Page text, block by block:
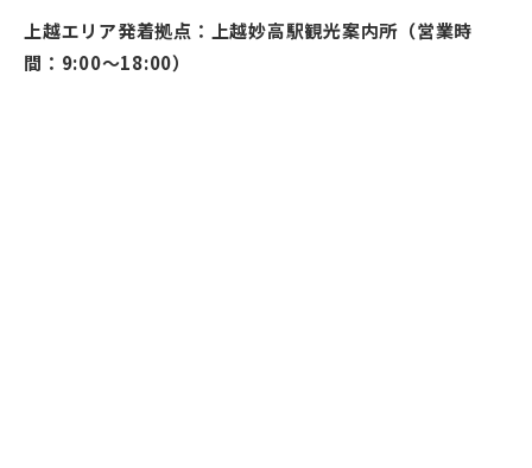
上越エリア発着拠点：上越妙高駅観光案内所（営業時
間：9:00～18:00）